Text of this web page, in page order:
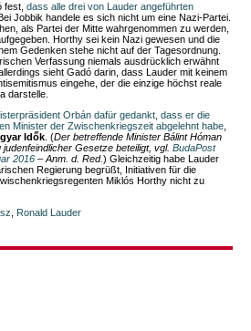
fest, dass alle drei von Lauder angeführten
Jobbik handele es sich nicht um eine Nazi-Partei.
als Partei der Mitte wahrgenommen zu werden,
Horthy sei kein Nazi gewesen und die
Gedenken stehe nicht auf der Tagesordnung.
Verfassung niemals ausdrücklich erwähnt
sieht Gadó darin, dass Lauder mit keinem
eingehe, der die einzige höchst reale
darstelle.
Orbán dafür gedankt, dass er die
Minister der Zwischenkriegszeit abgelehnt habe
Idők . (Der betreffende Minister Bálint Hóman
Gesetze beteiligt, vgl. BudaPost
2016 – Anm. d. Red.) Gleichzeitig habe Lauder
Regierung begrüßt, Initiativen für die
Miklós Horthy nicht zu
Ronald Lauder